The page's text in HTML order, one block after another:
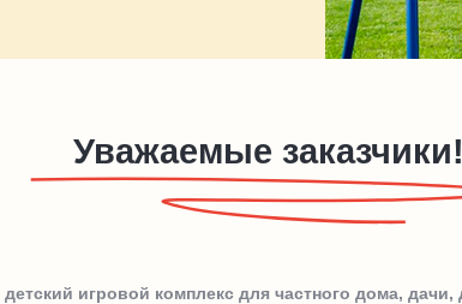
Уважаемые заказчики!
игровой комплекс для частного дома,